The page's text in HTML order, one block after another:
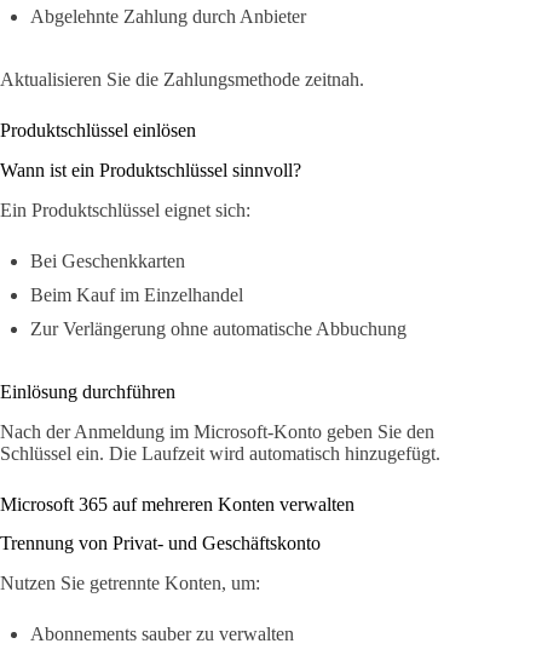
Abgelehnte Zahlung durch Anbieter
Aktualisieren Sie die Zahlungsmethode zeitnah.
Produktschlüssel einlösen
Wann ist ein Produktschlüssel sinnvoll?
Ein Produktschlüssel eignet sich:
Bei Geschenkkarten
Beim Kauf im Einzelhandel
Zur Verlängerung ohne automatische Abbuchung
Einlösung durchführen
Nach der Anmeldung im Microsoft-Konto geben Sie den
Schlüssel ein. Die Laufzeit wird automatisch hinzugefügt.
Microsoft 365 auf mehreren Konten verwalten
Trennung von Privat- und Geschäftskonto
Nutzen Sie getrennte Konten, um:
Abonnements sauber zu verwalten